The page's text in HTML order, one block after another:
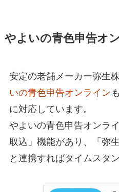
やよいの青色申告オ
安定の老舗メーカー弥生
いの青色申告オンライン
に対応しています。
やよいの青色申告オンラ
取込」機能があり、「弥
と連携すればタイムスタ